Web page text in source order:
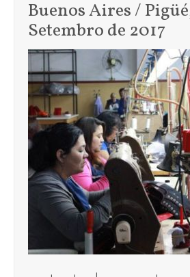
Buenos Aires /
Setembro de 2017